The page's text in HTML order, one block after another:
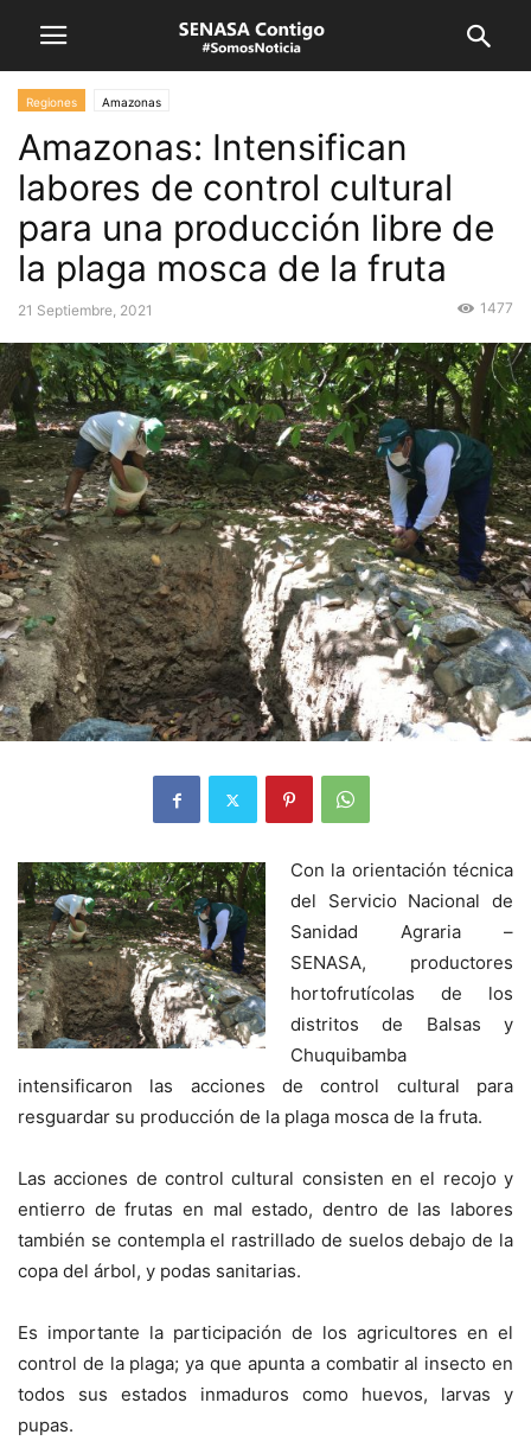
Regiones Amazonas
Amazonas: Intensifican
labores de control cultural
para una producción libre de
la plaga mosca de la fruta
21 Septiembre, 2021 1477
Con la orientación técnica
del Servicio Nacional de
Sanidad Agraria –
SENASA, productores
hortofrutícolas de los
distritos de Balsas y
Chuquibamba
intensificaron las acciones de control cultural para
resguardar su producción de la plaga mosca de la fruta.
Las acciones de control cultural consisten en el recojo y
entierro de frutas en mal estado, dentro de las labores
también se contempla el rastrillado de suelos debajo de la
copa del árbol, y podas sanitarias.
Es importante la participación de los agricultores en el
control de la plaga; ya que apunta a combatir al insecto en
todos sus estados inmaduros como huevos, larvas y
pupas.